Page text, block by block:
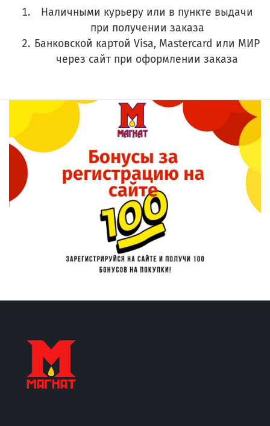
Наличными курьеру или в пункте выдачи
при получении заказа
Банковской картой Visa, Mastercard или МИР
через сайт при оформлении заказа